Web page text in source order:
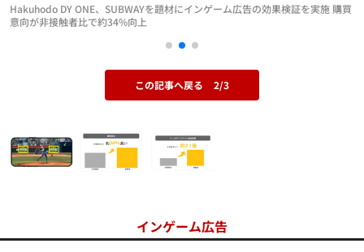
Hakuhodo DY ONE、SUBWAYを題材にインゲーム広告の効果検証を実施 購買
意向が非接触者比で約34%向上
この記事へ戻る 2/3
インゲーム広告